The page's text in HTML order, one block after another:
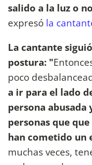
salido a la luz o
expresó la
La cantante
postura: "
poco
a ir para el lado
persona
personas que
han cometido un
muchas veces,